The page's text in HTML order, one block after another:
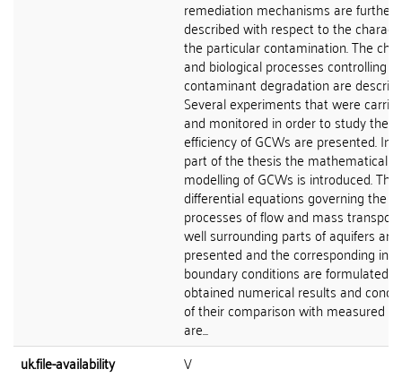
remediation mechanisms are further
described with respect to the
the particular contamination. The
and biological processes controlling
contaminant degradation are
Several experiments that were
and monitored in order to study the
efficiency of GCWs are presented. In
part of the thesis the mathematical
modelling of GCWs is introduced.
differential equations governing the
processes of flow and mass
well surrounding parts of aquifers are
presented and the corresponding
boundary conditions are formulated.
obtained numerical results and
of their comparison with measured
are...
uk.file-availability
V